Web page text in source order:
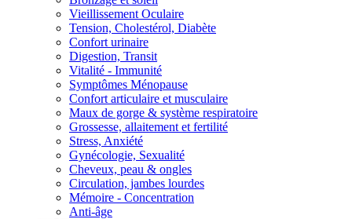
Vieillissement Oculaire
Tension, Cholestérol, Diabète
Confort urinaire
Digestion, Transit
Vitalité - Immunité
Symptômes Ménopause
Confort articulaire et musculaire
Maux de gorge & système respiratoire
Grossesse, allaitement et fertilité
Stress, Anxiété
Gynécologie, Sexualité
Cheveux, peau & ongles
Circulation, jambes lourdes
Mémoire - Concentration
Anti-âge